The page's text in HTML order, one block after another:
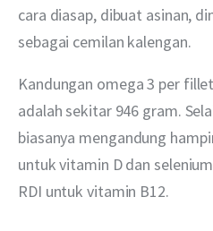
cara diasap, dibuat asinan,
sebagai cemilan kalengan.
Kandungan omega 3 per
adalah sekitar 946 gram.
biasanya mengandung
untuk vitamin D dan
RDI untuk vitamin B12.